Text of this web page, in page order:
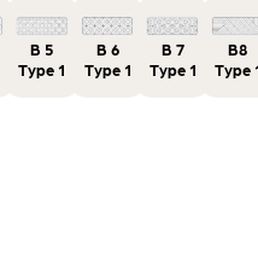
B 5
Type 1
B 6
Type 1
B 7
Type 1
B8
Type